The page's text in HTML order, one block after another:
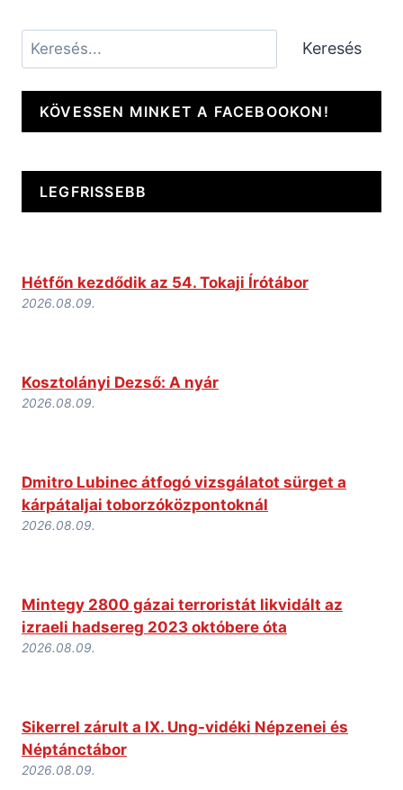
Keresés Keresés
KÖVESSEN MINKET A FACEBOOKON!
LEGFRISSEBB
Hétfőn kezdődik az 54. Tokaji Írótábor
2026.08.09.
Kosztolányi Dezső: A nyár
2026.08.09.
Dmitro Lubinec átfogó vizsgálatot sürget a
kárpátaljai toborzóközpontoknál
2026.08.09.
Mintegy 2800 gázai terroristát likvidált az
izraeli hadsereg 2023 októbere óta
2026.08.09.
Sikerrel zárult a IX. Ung-vidéki Népzenei és
Néptánctábor
2026.08.09.